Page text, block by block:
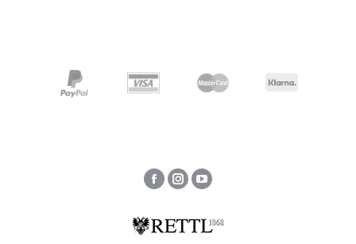
Facebook
InstagramYouTube